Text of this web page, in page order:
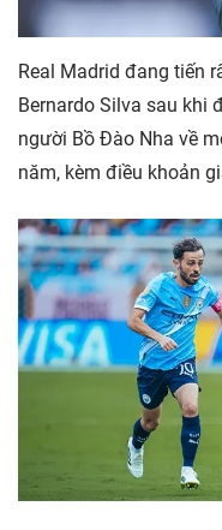
Real Madrid đang tiến
Bernardo Silva sau khi
người Bồ Đào Nha về
năm, kèm điều khoản